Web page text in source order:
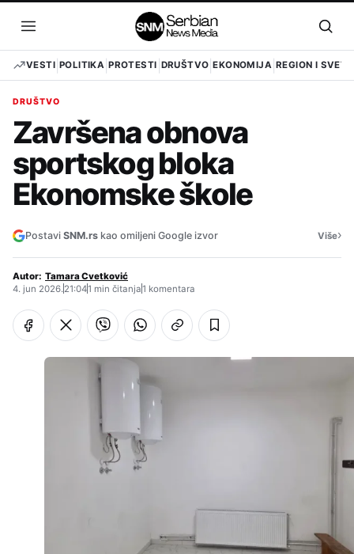
sadržaj
Otvori
meni
VESTI POLITIKA PROTESTI DRUŠTVO EKONOMIJA REGION I SVET
DRUŠTVO
Završena obnova
sportskog bloka
Ekonomske škole
Postavi SNM.rs kao omiljeni Google izvor Više›
Autor: Tamara Cvetković
4. jun 2026.21:041 min čitanja1 komentara